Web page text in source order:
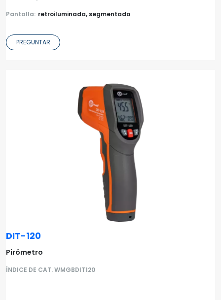
Pantalla: retroiluminada, segmentado
PREGUNTAR
DIT-120
Pirómetro
ÍNDICE DE CAT. WMGBDIT120